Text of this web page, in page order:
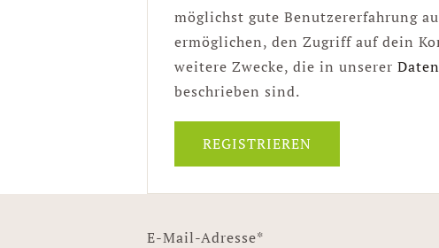
möglichst gute Benutzererfahrung
ermöglichen, den Zugriff auf dein
weitere Zwecke, die in unserer
beschrieben sind.
REGISTRIEREN
E-Mail-Adresse*